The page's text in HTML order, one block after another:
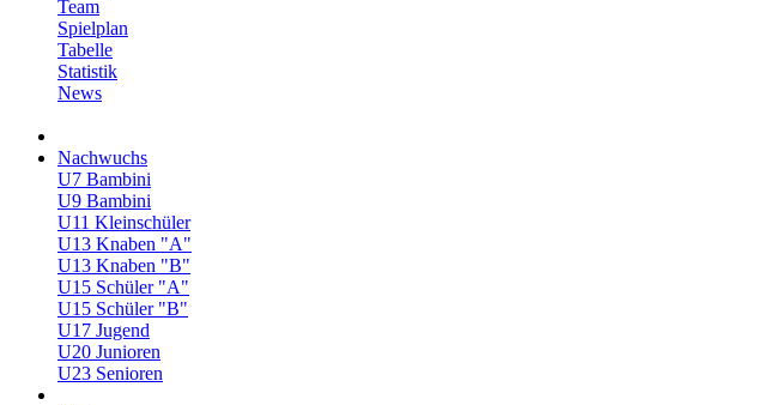
Team
Spielplan
Tabelle
Statistik
News
Nachwuchs
U7 Bambini
U9 Bambini
U11 Kleinschüler
U13 Knaben "A"
U13 Knaben "B"
U15 Schüler "A"
U15 Schüler "B"
U17 Jugend
U20 Junioren
U23 Senioren